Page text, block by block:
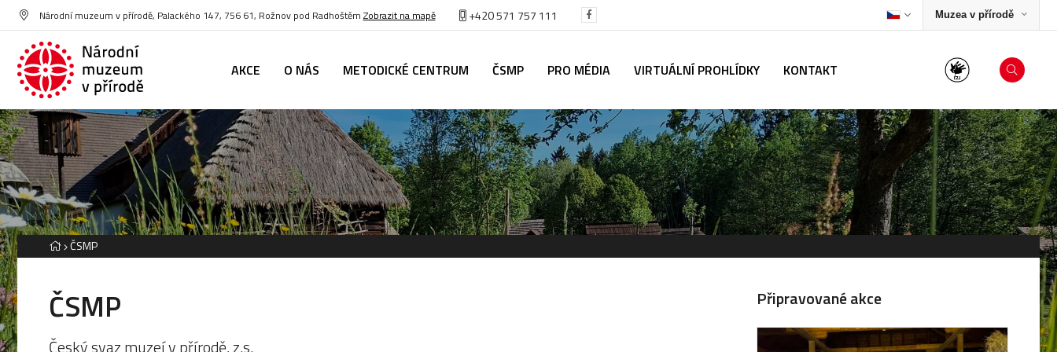
Národní muzeum v přírodě, Palackého 147, 756 61, Rožnov pod Radhoštěm Zobrazit na mapě +420 571 757 111 Muzea v přírodě
AKCE O NÁS METODICKÉ CENTRUM ČSMP PRO MÉDIA VIRTUÁLNÍ PROHLÍDKY KONTAKT
ČSMP
ČSMP
Český svaz muzeí v přírodě, z.s.
Připravované akce